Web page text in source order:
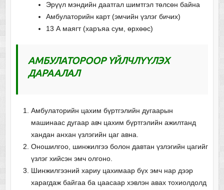
Эрүүл мэндийн даатгал шимтгэл төлсөн байна
Амбулаторийн карт (эмчийн үзлэг бичих)
13 А маягт (харъяа сум, өрхөөс)
АМБУЛАТОРООР ҮЙЛЧЛҮҮЛЭХ
ДАРААЛАЛ
Амбулаторийн цахим бүртгэлийн дугаарын
машинаас дугаар авч цахим бүртгэлийн ажилтанд
хандан анхан үзлэгийн цаг авна.
Оношилгоо, шинжилгээ болон давтан үзлэгийн цагийг
үзлэг хийсэн эмч олгоно.
Шинжилгээний хариу цахимаар бүх эмч нар дээр
харагдаж байгаа ба цаасаар хэвлэн авах тохиолдолд